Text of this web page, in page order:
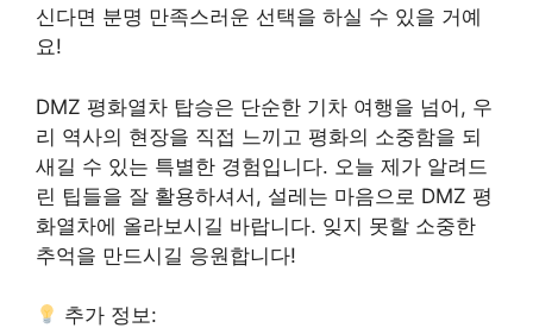
신다면 분명 만족스러운 선택을 하실 수 있을 거예
요!
DMZ 평화열차 탑승은 단순한 기차 여행을 넘어, 우
리 역사의 현장을 직접 느끼고 평화의 소중함을 되
새길 수 있는 특별한 경험입니다. 오늘 제가 알려드
린 팁들을 잘 활용하셔서, 설레는 마음으로 DMZ 평
화열차에 올라보시길 바랍니다. 잊지 못할 소중한
추억을 만드시길 응원합니다!
추가 정보: